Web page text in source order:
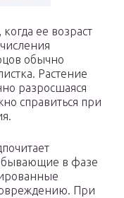
ее возраст
обычно
Растение
разросшаяся
справиться при
в фазе
При